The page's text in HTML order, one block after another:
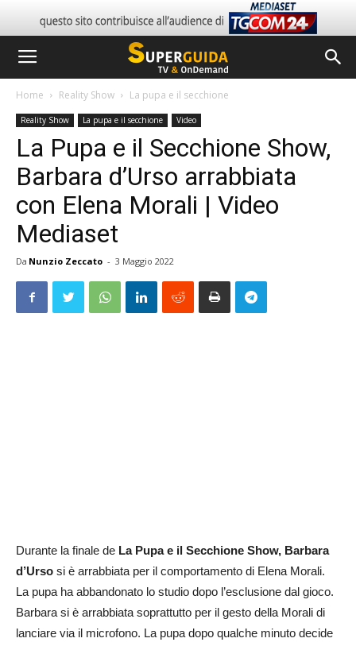
Home Reality Show La pupa e il secchione
Reality Show La pupa e il secchione Video
La Pupa e il Secchione Show,
Barbara d’Urso arrabbiata
con Elena Morali | Video
Mediaset
Da Nunzio Zeccato - 3 Maggio 2022
Durante la finale de La Pupa e il Secchione Show, Barbara
d’Urso si è arrabbiata per il comportamento di Elena Morali.
La pupa ha abbandonato lo studio dopo l’esclusione dal gioco.
Barbara si è arrabbiata soprattutto per il gesto della Morali di
lanciare via il microfono. La pupa dopo qualche minuto decide